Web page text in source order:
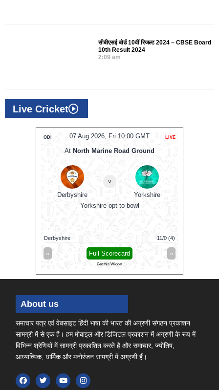
सीबीएसई बोर्ड 10वीं रिजल्ट 2024 – CBSE Board
10th Result 2024
2:09 am
Live Cricket
07 Aug 2026, Fri 10:00 GMT
ODI LIVE
At North Marine Road Ground
Derbyshire
v
Yorkshire
Yorkshire opt to bowl
Derbyshire 11/0 (4)
« »
Full Scorecard
Get this Widget
About us
समाचार पत्र एवं वेबसाइट हिंदी भाषा की भारत की अग्रणी संगठन प्रकाशन
सामग्री में से एक है। हम मोबाइल और डिजिटल प्रकाशन में अग्रणी के रूप में
विभिन्न श्रेणियों में सामग्री प्रकाशित करते है और समाचार, ज्योतिष,
आध्यात्मिक, धार्मिक और मनोरंजन सामग्री में अग्रणी हैं।